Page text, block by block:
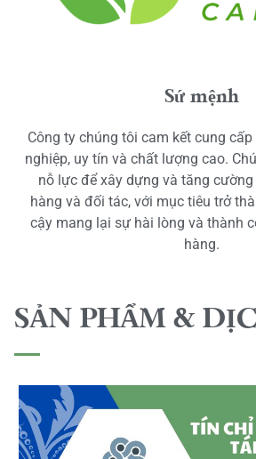
Sứ mệnh
Công ty chúng tôi cam kết cung
nghiệp, uy tín và chất lượng cao.
nỗ lực để xây dựng và tăng
hàng và đối tác, với mục tiêu trở
cậy mang lại sự hài lòng và thành
hàng.
SẢN PHẨM &